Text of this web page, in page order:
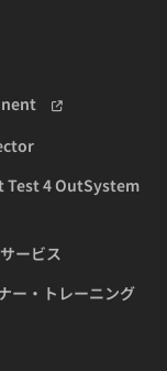
Test 4 OutSystem
ービス
ー・トレーニング